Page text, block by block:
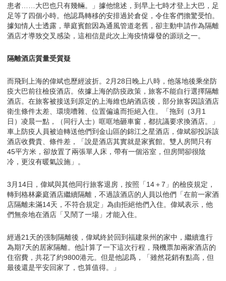
患者……大巴也只有幾輛。」據他憶述，到早上七時才登上大巴，足
足等了四個小時。他認爲轉移的安排過於倉促，令住客們擔驚受怕。
據知情人士透露，華庭賓館因為通風管道老舊，卻主動申請作為隔離
酒店才導致交叉感染，這相信是此次上海疫情爆發的源頭之一。
隔離酒店質量受質疑
而飛到上海的偉斌也歷經波折。2月28日晚上八時，他落地後乘坐防
疫大巴前往檢疫酒店。依據上海的防疫政策，旅客不能自行選擇隔離
酒店。在旅客被接送到原定的上海維也納酒店後，部分旅客因該酒店
衛生條件太差、環境嘈雜、位置偏遠而拒絕入住。「拖到（3月1
日）凌晨一點，（同行人士）哐哐地砸車窗，都抗議要求換酒店。」
車上防疫人員被迫轉送他們到金山區的錦江之星酒店，偉斌卻投訴該
酒店收費貴、條件差，「說是酒店其實就是家賓館。雙人房間只有
45平方米，卻放置了兩張單人床，帶有一個浴室，但房間卻很陰
冷，更沒有暖氣設施」。
3月14日，偉斌與其他同行旅客退房，按照「14＋7」的檢疫規定，
轉到格林豪庭酒店繼續隔離，不過該酒店的人員以他們「在前一家酒
店隔離未滿14天，不符合規定」為由拒絕他們入住。偉斌表示，他
們無奈地在酒店「又鬧了一場」才能入住。
經過21天的强制隔離後，偉斌終於回到福建泉州的家中，繼續進行
為期7天的居家隔離。他計算了一下這次行程，飛機票加兩家酒店的
住宿費，共花了約9800港元。但是他認爲，「雖然花銷有點高，但
最後還是平安回家了，也算值得。」